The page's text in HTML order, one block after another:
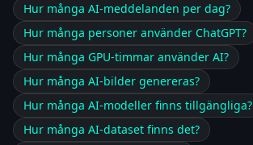
Hur många AI-meddelanden per dag?
Hur många personer använder ChatGPT?
Hur många GPU-timmar använder AI?
Hur många AI-bilder genereras?
Hur många AI-modeller finns tillgängliga?
Hur många AI-dataset finns det?